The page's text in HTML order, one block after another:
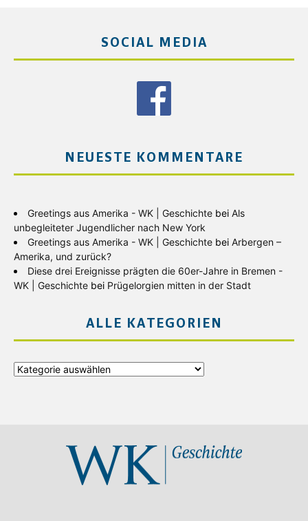
SOCIAL MEDIA
NEUESTE KOMMENTARE
Greetings aus Amerika - WK | Geschichte bei Als
unbegleiteter Jugendlicher nach New York
Greetings aus Amerika - WK | Geschichte bei Arbergen –
Amerika, und zurück?
Diese drei Ereignisse prägten die 60er-Jahre in Bremen -
WK | Geschichte bei Prügelorgien mitten in der Stadt
ALLE KATEGORIEN
Alle